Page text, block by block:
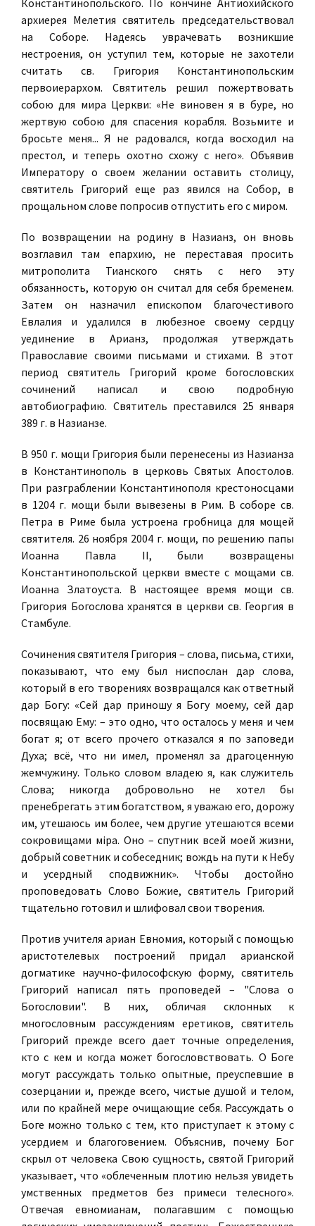
Константинопольского. По кончине Антиохийского
архиерея Мелетия святитель председательствовал
на Соборе. Надеясь уврачевать возникшие
нестроения, он уступил тем, которые не захотели
считать св. Григория Константинопольским
первоиерархом. Святитель решил пожертвовать
собою для мира Церкви: «Не виновен я в буре, но
жертвую собою для спасения корабля. Возьмите и
бросьте меня... Я не радовался, когда восходил на
престол, и теперь охотно схожу с него». Объявив
Императору о своем желании оставить столицу,
святитель Григорий еще раз явился на Собор, в
прощальном слове попросив отпустить его с миром.
По возвращении на родину в Назианз, он вновь
возглавил там епархию, не переставая просить
митрополита Тианского снять с него эту
обязанность, которую он считал для себя бременем.
Затем он назначил епископом благочестивого
Евлалия и удалился в любезное своему сердцу
уединение в Арианз, продолжая утверждать
Православие своими письмами и стихами. В этот
период святитель Григорий кроме богословских
сочинений написал и свою подробную
автобиографию. Святитель преставился 25 января
389 г. в Назианзе.
В 950 г. мощи Григория были перенесены из Назианза
в Константинополь в церковь Святых Апостолов.
При разграблении Константинополя крестоносцами
в 1204 г. мощи были вывезены в Рим. В соборе св.
Петра в Риме была устроена гробница для мощей
святителя. 26 ноября 2004 г. мощи, по решению папы
Иоанна Павла II, были возвращены
Константинопольской церкви вместе с мощами св.
Иоанна Златоуста. В настоящее время мощи св.
Григория Богослова хранятся в церкви св. Георгия в
Стамбуле.
Сочинения святителя Григория – слова, письма, стихи,
показывают, что ему был ниспослан дар слова,
который в его творениях возвращался как ответный
дар Богу: «Сей дар приношу я Богу моему, сей дар
посвящаю Ему: – это одно, что осталось у меня и чем
богат я; от всего прочего отказался я по заповеди
Духа; всё, что ни имел, променял за драгоценную
жемчужину. Только словом владею я, как служитель
Слова; никогда добровольно не хотел бы
пренебрегать этим богатством, я уважаю его, дорожу
им, утешаюсь им более, чем другие утешаются всеми
сокровищами мiра. Оно – спутник всей моей жизни,
добрый советник и собеседник; вождь на пути к Небу
и усердный сподвижник». Чтобы достойно
проповедовать Слово Божие, святитель Григорий
тщательно готовил и шлифовал свои творения.
Против учителя ариан Евномия, который с помощью
аристотелевых построений придал арианской
догматике научно-философскую форму, святитель
Григорий написал пять проповедей – "Слова о
Богословии". В них, обличая склонных к
многословным рассуждениям еретиков, святитель
Григорий прежде всего дает точные определения,
кто с кем и когда может богословствовать. О Боге
могут рассуждать только опытные, преуспевшие в
созерцании и, прежде всего, чистые душой и телом,
или по крайней мере очищающие себя. Рассуждать о
Боге можно только с тем, кто приступает к этому с
усердием и благоговением. Объяснив, почему Бог
скрыл от человека Свою сущность, святой Григорий
указывает, что «облеченным плотию нельзя увидеть
умственных предметов без примеси телесного».
Отвечая евномианам, полагавшим с помощью